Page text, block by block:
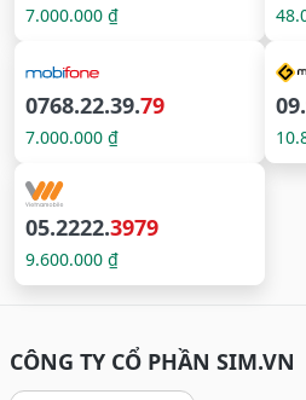
7.000.000 ₫
0768.22.39.79
7.000.000 ₫
09.
05.2222.3979
9.600.000 ₫
CÔNG TY CỔ PHẦN SIM.VN